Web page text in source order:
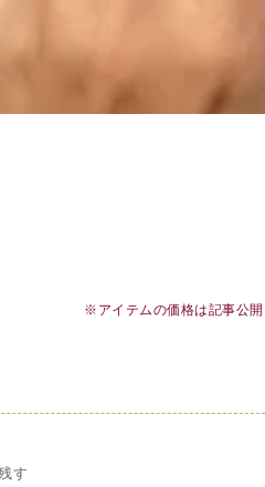
※アイテムの価格は記事公開
す